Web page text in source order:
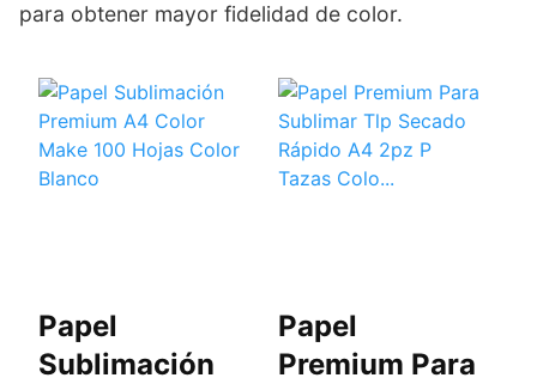
para obtener mayor fidelidad de color.
Papel
Sublimación
Papel
Premium Para